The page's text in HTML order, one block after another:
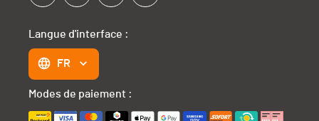
Langue d'interface :
FR
Modes de paiement :